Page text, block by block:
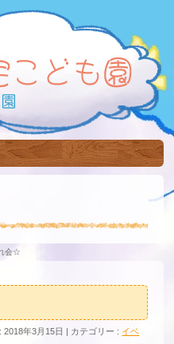
会☆
2018年3月15日 カテゴリー : イベ